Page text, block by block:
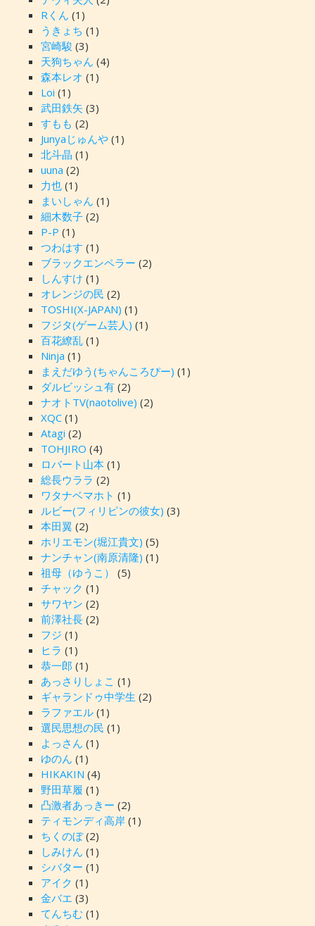
Rくん (1)
うきょち (1)
宮崎駿 (3)
天狗ちゃん (4)
森本レオ (1)
Loi (1)
武田鉄矢 (3)
すもも (2)
Junyaじゅんや(1)
北斗晶 (1)
uuna (2)
力也(1)
まいしゃん (1)
細木数子(2)
P-P (1)
つわはす (1)
ブラックエンペラー (2)
しんすけ (1)
オレンジの民 (2)
TOSHI(X-JAPAN) (1)
フジタ(ゲーム芸人) (1)
百花繚乱(1)
Ninja (1)
まえだゆう(ちゃんころぴー) (1)
ダルビッシュ有(2)
ナオトTV(naotolive) (2)
XQC(1)
Atagi (2)
TOHJIRO (4)
ロバート山本(1)
総長ウララ (2)
ワタナベマホト (1)
ルビー(フィリピンの彼女) (3)
本田翼 (2)
ホリエモン(堀江貴文) (5)
ナンチャン(南原清隆) (1)
祖母（ゆうこ）
(5)
チャック (1)
サワヤン (2)
前澤社長(2)
フジ (1)
ヒラ (1)
恭一郎 (1)
あっさりしょこ (1)
ギャランドゥ中学生 (2)
ラファエル(1)
選民思想の民 (1)
よっさん (1)
ゆのん (1)
HIKAKIN (4)
野田草履 (1)
凸激者あっきー (2)
ティモンディ高岸(1)
ちくのぼ(2)
しみけん (1)
シバター (1)
アイク (1)
金バエ (3)
てんちむ (1)